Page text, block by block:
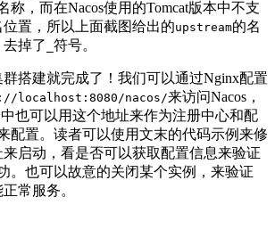
称，而在Nacos使用的Tomcat版本中不支
置，所以上面截图给出的upstream的名
去掉了 符号。
群搭建就完成了！我们可以通过Nginx配置
localhost:8080/nacos/来访问Nacos，
中也可以用这个地址来作为注册中心和配
配置。读者可以使用文末的代码示例来修
来启动，看是否可以获取配置信息来验证
。也可以故意的关闭某个实例，来验证
常服务。